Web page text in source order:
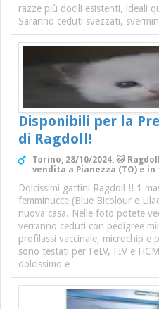
razze più docili esistenti, ideali
Saranno ceduti svezzati,
Disponibili per la
di Ragdoll!
Torino, 28/10/2024: 🐱
vendita a Pianezza (TO) e
Dolcissimi gattini Ragdoll !! 1
femminucce (Blue Bicolour e
nuova casa. Nelle foto potete
verranno ceduti con pedigree
profilassi vaccinale, microchip
sono testati per FeLV, FIV e
dolcissimo e